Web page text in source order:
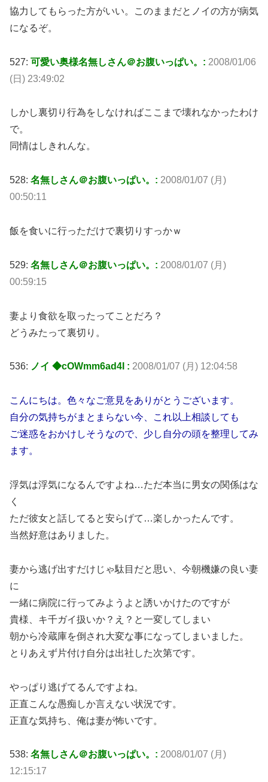
協力してもらった方がいい。このままだとノイの方が病気
になるぞ。
527: 可愛い奥様名無しさん＠お腹いっぱい。: 2008/01/06
(日) 23:49:02
しかし裏切り行為をしなければここまで壊れなかったわけ
で。
同情はしきれんな。
528: 名無しさん＠お腹いっぱい。: 2008/01/07 (月)
00:50:11
飯を食いに行っただけで裏切りすっかｗ
529: 名無しさん＠お腹いっぱい。: 2008/01/07 (月)
00:59:15
妻より食欲を取ったってことだろ？
どうみたって裏切り。
536: ノイ ◆cOWmm6ad4I : 2008/01/07 (月) 12:04:58
こんにちは。色々なご意見をありがとうございます。
自分の気持ちがまとまらない今、これ以上相談しても
ご迷惑をおかけしそうなので、少し自分の頭を整理してみ
ます。
浮気は浮気になるんですよね…ただ本当に男女の関係はな
く
ただ彼女と話してると安らげて…楽しかったんです。
当然好意はありました。
妻から逃げ出すだけじゃ駄目だと思い、今朝機嫌の良い妻
に
一緒に病院に行ってみようよと誘いかけたのですが
貴様、キ千ガイ扱いか？え？と一変してしまい
朝から冷蔵庫を倒され大変な事になってしまいました。
とりあえず片付け自分は出社した次第です。
やっぱり逃げてるんですよね。
正直こんな愚痴しか言えない状況です。
正直な気持ち、俺は妻が怖いです。
538: 名無しさん＠お腹いっぱい。: 2008/01/07 (月)
12:15:17